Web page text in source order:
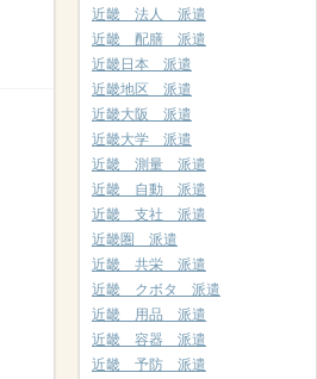
近畿 法人 派遣
近畿 配膳 派遣
近畿日本 派遣
近畿地区 派遣
近畿大阪 派遣
近畿大学 派遣
近畿 測量 派遣
近畿 自動 派遣
近畿 支社 派遣
近畿圏 派遣
近畿 共栄 派遣
近畿 クボタ 派遣
近畿 用品 派遣
近畿 容器 派遣
近畿 予防 派遣